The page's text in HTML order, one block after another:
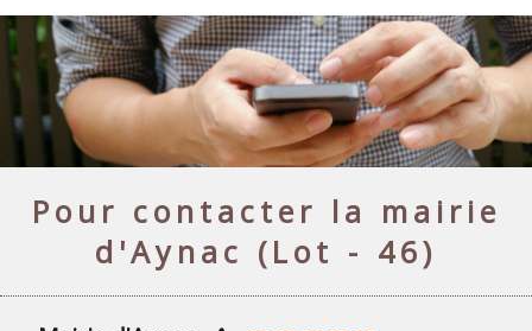
Pour contacter la mairie
d'Aynac (Lot - 46)